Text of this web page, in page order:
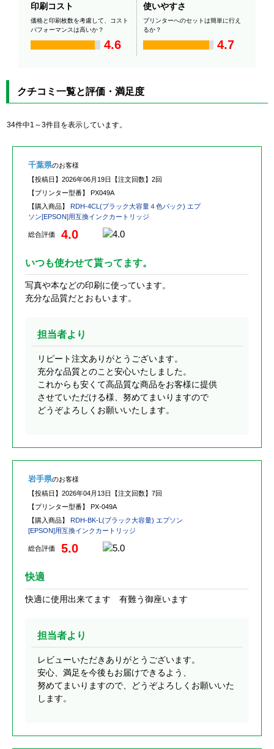
印刷コスト
価格と印刷枚数を考慮して、コスト
パフォーマンスは高いか？
4.6
使いやすさ
プリンターへのセットは簡単に行え
るか？
4.7
クチコミ一覧と評価・満足度
34件中1～3件目を表示しています。
千葉県のお客様
【投稿日】 2026年06月19日 【注文回数】 2回
【プリンター型番】 PX049A
【購入商品】 RDH-4CL(ブラック大容量４色パック) エプ
ソン[EPSON]用互換インクカートリッジ
総合評価 4.0
いつも使わせて貰ってます。
写真や本などの印刷に使っています。
充分な品質だとおもいます。
担当者より
リピート注文ありがとうございます。
充分な品質とのこと安心いたしました。
これからも安くて高品質な商品をお客様に提供
させていただける様、努めてまいりますので
どうぞよろしくお願いいたします。
岩手県のお客様
【投稿日】 2026年04月13日 【注文回数】 7回
【プリンター型番】 PX-049A
【購入商品】 RDH-BK-L(ブラック大容量) エプソン
[EPSON]用互換インクカートリッジ
総合評価 5.0
快適
快適に使用出来てます 有難う御座います
担当者より
レビューいただきありがとうございます。
安心、満足を今後もお届けできるよう、
努めてまいりますので、どうぞよろしくお願いいた
します。